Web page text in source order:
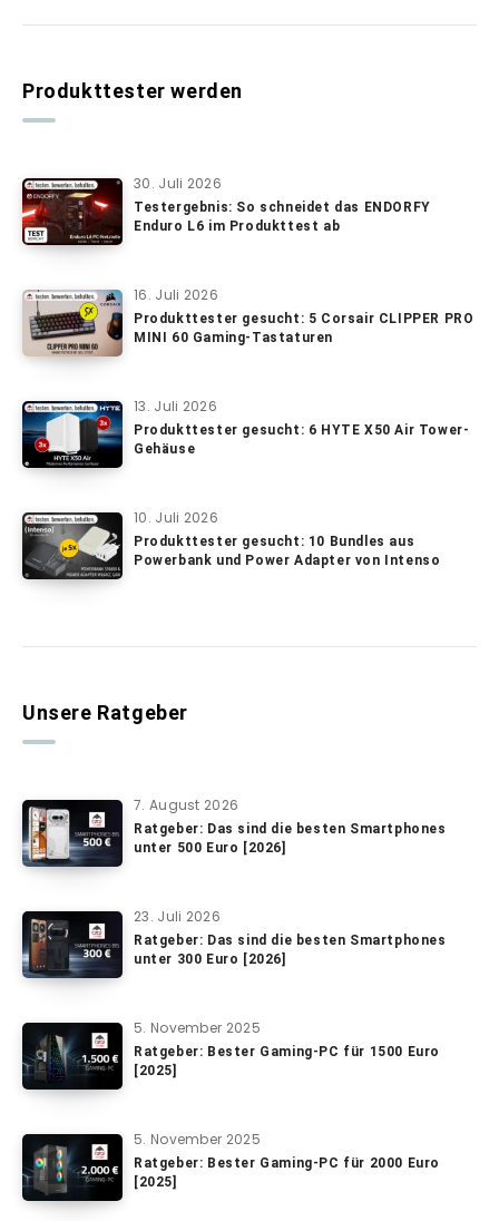
Produkttester werden
30. Juli 2026
Testergebnis: So schneidet das ENDORFY
Enduro L6 im Produkttest ab
16. Juli 2026
Produkttester gesucht: 5 Corsair CLIPPER PRO
MINI 60 Gaming-Tastaturen
13. Juli 2026
Produkttester gesucht: 6 HYTE X50 Air Tower-
Gehäuse
10. Juli 2026
Produkttester gesucht: 10 Bundles aus
Powerbank und Power Adapter von Intenso
Unsere Ratgeber
7. August 2026
Ratgeber: Das sind die besten Smartphones
unter 500 Euro [2026]
23. Juli 2026
Ratgeber: Das sind die besten Smartphones
unter 300 Euro [2026]
5. November 2025
Ratgeber: Bester Gaming-PC für 1500 Euro
[2025]
5. November 2025
Ratgeber: Bester Gaming-PC für 2000 Euro
[2025]